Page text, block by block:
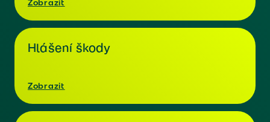
Zobrazit
Hlášení škody
Zobrazit